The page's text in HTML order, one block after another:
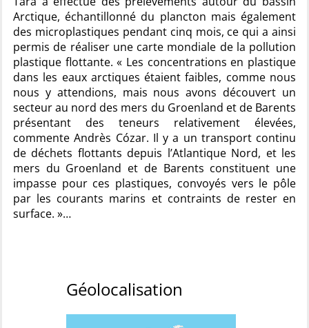
Arctique, échantillonné du plancton mais également
des microplastiques pendant cinq mois, ce qui a ainsi
permis de réaliser une carte mondiale de la pollution
plastique flottante. « Les concentrations en plastique
dans les eaux arctiques étaient faibles, comme nous
nous y attendions, mais nous avons découvert un
secteur au nord des mers du Groenland et de Barents
présentant des teneurs relativement élevées,
commente Andrès Cózar. Il y a un transport continu
de déchets flottants depuis l’Atlantique Nord, et les
mers du Groenland et de Barents constituent une
impasse pour ces plastiques, convoyés vers le pôle
par les courants marins et contraints de rester en
surface. »…
Géolocalisation